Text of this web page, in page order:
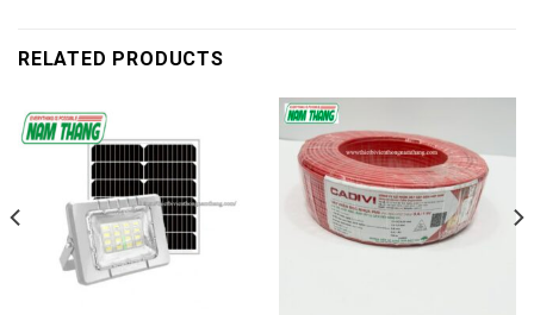
RELATED PRODUCTS